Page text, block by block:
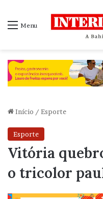
Menu
Início / Esporte
Esporte
Vitória
o tricolor